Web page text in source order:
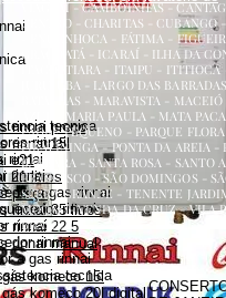
komeco 15l
komeco 20l digital
rinnai preço
rinnai 15l
e21
21 litros
preço
rinnai 35 litros
rinnai 22 5
rinnai manual
tecnica
rinnai
rinnai
rinnai
a gas rinnai
rinnai
rinnai
rinnai
a gas rinnai
tecnica
VIAGEM - CAMBOINHAS -
CENTRO - CHARITAS - CUBANGO
- ENGENHOCA - FÁTIMA -
GRAGOATÁ - ICARAÍ - ILHA DA
ITACOATIARA - ITAIPU - ITITIOCA
JURUJUBA - LARGO DAS
BATALHAS - MARAVISTA -
AZUL - MARIA PAULA - MATA
PADRE PEQUENO - PARQUE
PIRATININGA - PONTA DA AREIA -
BÁRBARA - SANTA ROSA - SANTO
FRANCISCO - SÃO DOMINGOS -
SERRA GRANDE - TENENTE
MOÇAS - VENDA DA CRUZ - VILA
BRASIL